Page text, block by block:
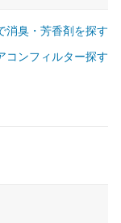
消臭・芳香剤を探す
コンフィルター探す